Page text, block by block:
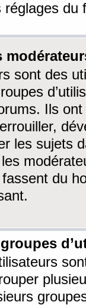
réglages du
sont des
Ils ont
les sujets
du